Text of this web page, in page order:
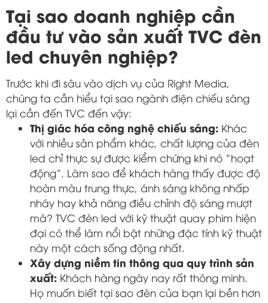
Tại sao doanh nghiệp cần
đầu tư vào sản xuất TVC đèn
led chuyên nghiệp?
Trước khi đi sâu vào dịch vụ của Right Media,
chúng ta cần hiểu tại sao ngành điện chiếu sáng
lại cần đến TVC đến vậy:
Thị giác hóa công nghệ chiếu sáng: Khác
với nhiều sản phẩm khác, chất lượng của đèn
led chỉ thực sự được kiểm chứng khi nó “hoạt
động”. Làm sao để khách hàng thấy được độ
hoàn màu trung thực, ánh sáng không nhấp
nháy hay khả năng điều chỉnh độ sáng mượt
mà? TVC đèn led với kỹ thuật quay phim hiện
đại có thể làm nổi bật những đặc tính kỹ thuật
này một cách sống động nhất.
Xây dựng niềm tin thông qua quy trình sản
xuất: Khách hàng ngày nay rất thông minh.
Họ muốn biết tại sao đèn của bạn lại bền hơn